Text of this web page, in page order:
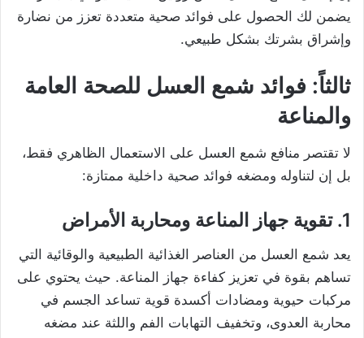
يضمن لك الحصول على فوائد صحية متعددة تعزز من نضارة
وإشراق بشرتك بشكل طبيعي.
ثالثاً: فوائد شمع العسل للصحة العامة
والمناعة
لا تقتصر منافع شمع العسل على الاستعمال الظاهري فقط،
بل إن لتناوله ومضغه فوائد صحية داخلية ممتازة:
1. تقوية جهاز المناعة ومحاربة الأمراض
يعد شمع العسل من العناصر الغذائية الطبيعية والوقائية التي
تساهم بقوة في تعزيز كفاءة جهاز المناعة. حيث يحتوي على
مركبات حيوية ومضادات أكسدة قوية تساعد الجسم في
محاربة العدوى، وتخفيف التهابات الفم واللثة عند مضغه